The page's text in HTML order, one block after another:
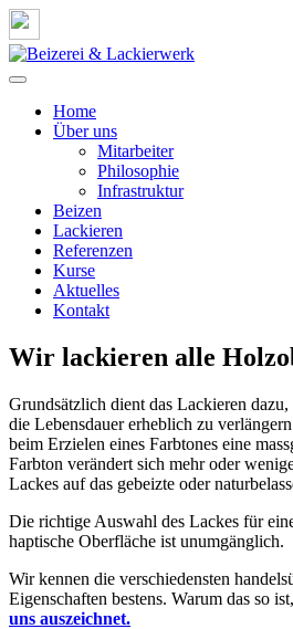
Weiter
zum
Inhalt
Home
Über uns
Mitarbeiter
Philosophie
Infrastruktur
Beizen
Lackieren
Referenzen
Kurse
Aktuelles
Kontakt
Wir lackieren alle
Grundsätzlich dient das Lackieren
die Lebensdauer erheblich zu
beim Erzielen eines Farbtones eine
Farbton verändert sich mehr oder
Lackes auf das gebeizte oder
Die richtige Auswahl des Lackes für
haptische Oberfläche ist unumgänglich.
Wir kennen die verschiedensten
Eigenschaften bestens. Warum das so
uns auszeichnet.